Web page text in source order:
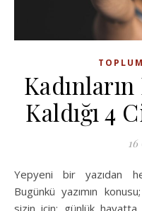
Kaldığı 4
16
Yepyeni bir yazıdan herkese kocaman bir merhaba.
Bugünkü yazımın